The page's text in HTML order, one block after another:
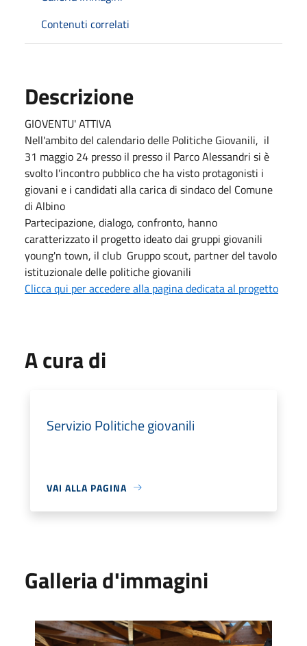
Contenuti correlati
Descrizione
GIOVENTU' ATTIVA
Nell'ambito del calendario delle Politiche Giovanili, il
31 maggio 24 presso il presso il Parco Alessandri si è
svolto l'incontro pubblico che ha visto protagonisti i
giovani e i candidati alla carica di sindaco del Comune
di Albino
Partecipazione, dialogo, confronto, hanno
caratterizzato il progetto ideato dai gruppi giovanili
young'n town, il club Gruppo scout, partner del tavolo
istituzionale delle politiche giovanili
Clicca qui per accedere alla pagina dedicata al progetto
A cura di
Servizio Politiche giovanili
VAI ALLA PAGINA
Galleria d'immagini
Foto01